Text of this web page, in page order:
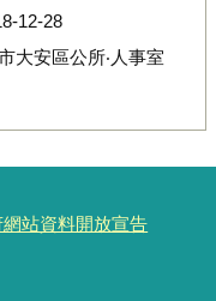
12-28
大安區公所‧人事室
站資料開放宣告